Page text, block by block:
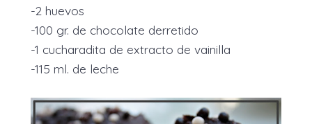
-2 huevos
-100 gr. de chocolate derretido
-1 cucharadita de extracto de vainilla
-115 ml. de leche